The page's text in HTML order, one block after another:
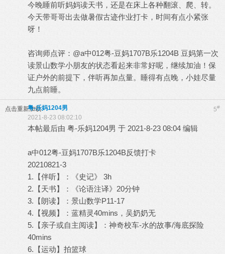
今晚睡前听妈妈读天书，还是在床上各种翻滚、爬、转。
今天带哥哥出去做暑假古迹作业打卡，时间有点小紧张
呀！
咨询师点评：@a中012粤-豆妈1707B乐1204B 豆妈第一次
读景山数学小朋友的状态看起来非常好呢，继续加油！保
证户外的前提下，伴听再加点量。睡得有点晚，小娃尽量
九点前睡。
点击重新加载 5#
粤-乐妈1204男
2021-8-23 08:02:10
本帖最后由 粤-乐妈1204男 于 2021-8-23 08:04 编辑
a中012粤-豆妈1707B乐1204B反馈打卡
20210821-3
1.【伴听】：《史记》 3h
2.【天书】：《论语注译》20分钟
3.【朗读】：景山数学P11-17
4.【视频】：蓝精灵40mins，吴奶奶无
5.【亲子或自主阅读】：神奇校车-水的故事/海底探险
40mins
6.【运动】拍篮球